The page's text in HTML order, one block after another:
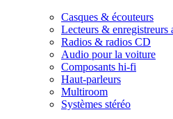
Casques & écouteurs
Lecteurs & enregistreurs
Radios & radios CD
Audio pour la voiture
Composants hi-fi
Haut-parleurs
Multiroom
Systèmes stéréo